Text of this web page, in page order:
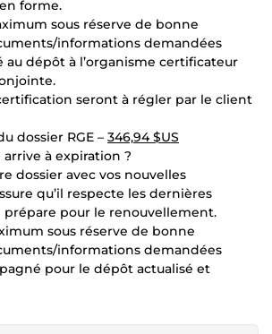
forme.
sous réserve de bonne
informations demandées
au dépôt à l’organisme certificateur
seront à régler par le client
dossier RGE – 346,94 $US
à expiration ?
dossier avec vos nouvelles
qu’il respecte les dernières
prépare pour le renouvellement.
sous réserve de bonne
informations demandées
pour le dépôt actualisé et